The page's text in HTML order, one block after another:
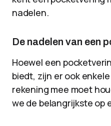
nadelen.
De nadelen van een
Hoewel een
biedt, zijn er ook
rekening mee moet
we de belangrijkste op